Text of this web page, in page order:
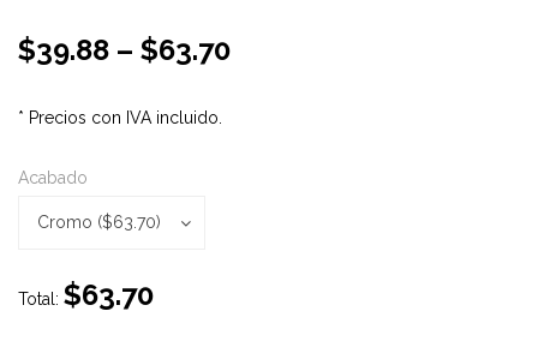
$39.88 – $63.70
* Precios con IVA incluido.
Acabado
Cromo ($63.70)
Acabado
Total: $63.70